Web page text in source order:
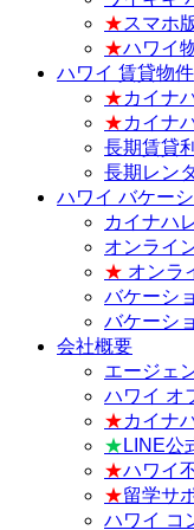
★スマホ
★ハワイ
ハワイ 賃貸物件
★カイナ
★カイナ
長期賃貸
長期レン
ハワイ バケー
カイナハ
オンライ
★ オンラ
バケーシ
バケーシ
会社概要
エージェ
ハワイ オ
★カイナ
★ LINE公
★ハワイ
★留学サ
ハワイ コ